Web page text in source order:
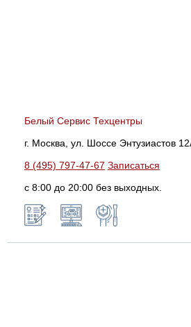
Белый Сервис Техцентры
г. Москва, ул. Шоссе Энтузиастов
8 (495) 797-47-67 Записаться
с 8:00 до 20:00 без выходных.